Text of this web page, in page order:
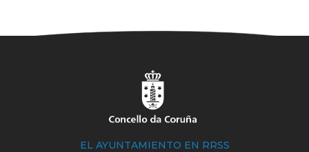
EL AYUNTAMIENTO EN RRSS